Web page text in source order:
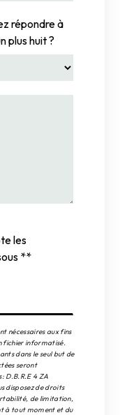
répondre à
plus huit ?
les
**
nécessaires aux fins
fichier informatisé.
dans le seul but de
seront
D.B.R.E 4 ZA
disposez de droits
de limitation,
à tout moment et du